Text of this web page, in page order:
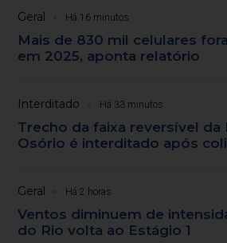
Geral Há 16 minutos
Mais de 830 mil celulares
em 2025, aponta relatório
Interditado Há 33 minutos
Trecho da faixa reversível da
Osório é interditado após
Geral Há 2 horas
Ventos diminuem de
do Rio volta ao Estágio 1